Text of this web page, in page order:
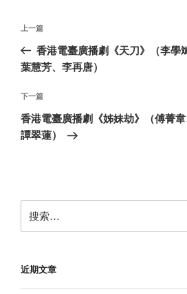
文
导
航
上
一
篇
章
上一篇
香港電臺廣播劇《天刀》（李學
葉慧芳、李再唐）
下
一
篇
下一篇
香港電臺廣播劇《姊妹劫》（傅菁韋
譚翠蓮）
索：
近期文章